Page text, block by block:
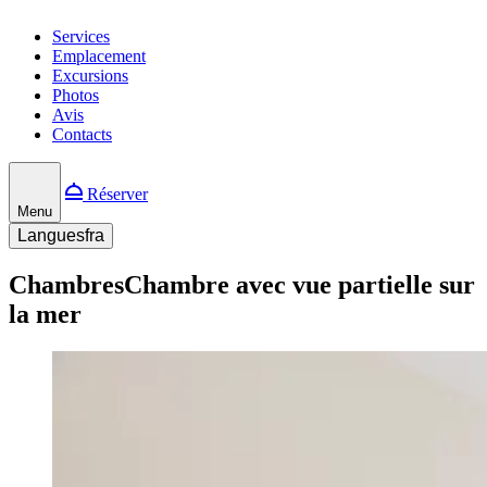
Services
Emplacement
Excursions
Photos
Avis
Contacts
Menu
Réserver
Languesfra
ChambresChambre avec vue partielle sur
la mer